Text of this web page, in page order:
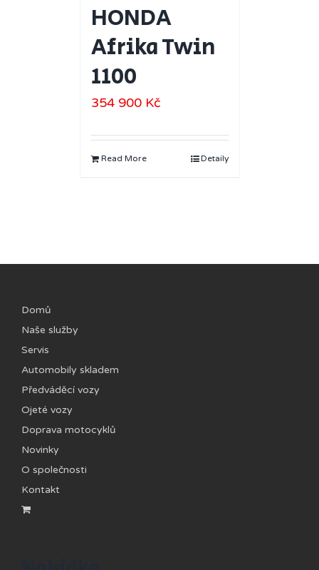
HONDA
Afrika Twin
1100
354 900 Kč
Read More Detaily
Domů
Naše služby
Servis
Automobily skladem
Předváděcí vozy
Ojeté vozy
Doprava motocyklů
Novinky
O společnosti
Kontakt